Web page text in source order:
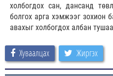
холбогдох сан, дансанд
болгох арга хэмжээг зохион
авахыг холбогдох албан
Хуваалцах Жиргэх